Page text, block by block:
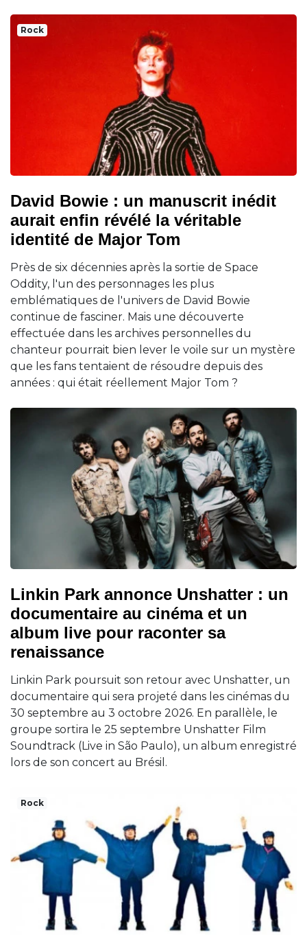
Rock
David Bowie : un manuscrit inédit
aurait enfin révélé la véritable
identité de Major Tom
Près de six décennies après la sortie de Space
Oddity, l'un des personnages les plus
emblématiques de l'univers de David Bowie
continue de fasciner. Mais une découverte
effectuée dans les archives personnelles du
chanteur pourrait bien lever le voile sur un mystère
que les fans tentaient de résoudre depuis des
années : qui était réellement Major Tom ?
Linkin Park annonce Unshatter : un
documentaire au cinéma et un
album live pour raconter sa
renaissance
Linkin Park poursuit son retour avec Unshatter, un
documentaire qui sera projeté dans les cinémas du
30 septembre au 3 octobre 2026. En parallèle, le
groupe sortira le 25 septembre Unshatter Film
Soundtrack (Live in São Paulo), un album enregistré
lors de son concert au Brésil.
Rock